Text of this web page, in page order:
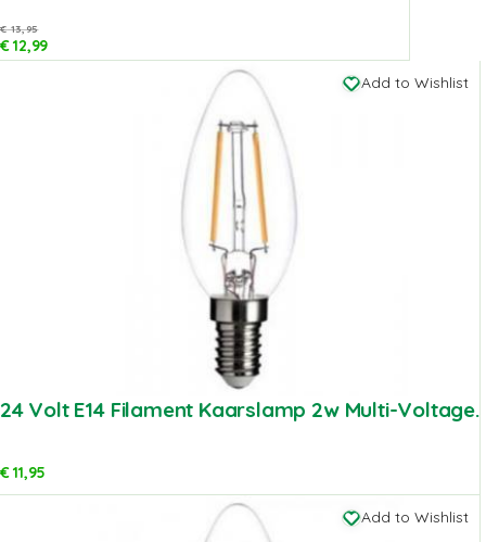
€13,95
€12,99
Add to Wishlist
24 Volt E14 Filament Kaarslamp 2w Multi-Voltage.
€11,95
Add to Wishlist